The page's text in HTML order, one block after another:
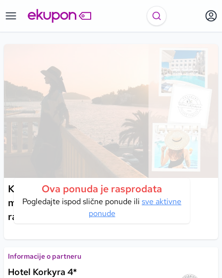
Ova ponuda je rasprodata
Pogledajte ispod slične ponude ili sve aktivne
ponude
Korčula iz snova – prepustite se čaroliji
mora, sunca i vrhunske udobnosti u
raskošnom Hotelu Korkyra 4*!
Informacije o partneru
Hotel Korkyra 4*